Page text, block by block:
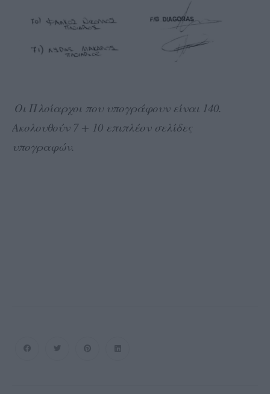
Οι Πλοίαρχοι που υπογράφουν είναι 140.
Ακολουθούν 7 + 10 επιπλέον σελίδες
υπογραφών.